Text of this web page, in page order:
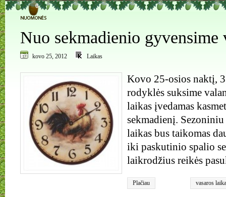
0
Nuo sekmadienio gyvensime
kovo 25, 2012 Laikas
Kovo 25-osios naktį,
rodyklės suksime
laikas įvedamas
sekmadienį. Sezoniniu
laikas bus taikomas
iki paskutinio spalio
laikrodžius reikės
Plačiau vasaros